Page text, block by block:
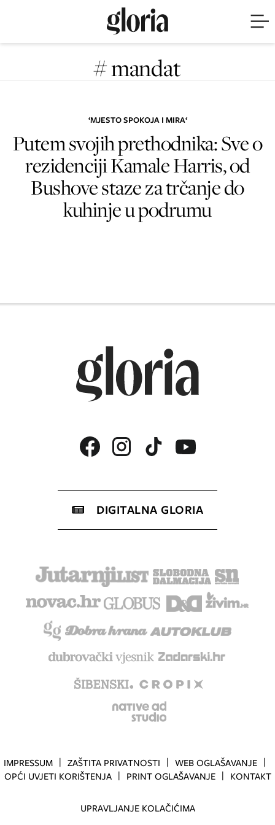
# mandat
‘MJESTO SPOKOJA I MIRA‘
Putem svojih prethodnika: Sve o
rezidenciji Kamale Harris, od
Bushove staze za trčanje do
kuhinje u podrumu
DIGITALNA GLORIA
IMPRESSUM ZAŠTITA PRIVATNOSTI
WEB OGLAŠAVANJE
OPĆI UVJETI KORIŠTENJA
PRINT OGLAŠAVANJE KONTAKT
UPRAVLJANJE KOLAČIĆIMA